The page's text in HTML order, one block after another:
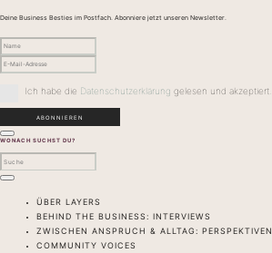
Deine Business Besties im Postfach. Abonniere jetzt unseren Newsletter.
Ich habe die Datenschutzerklärung gelesen und akzeptiert.
WONACH SUCHST DU?
ÜBER LAYERS
BEHIND THE BUSINESS: INTERVIEWS
ZWISCHEN ANSPRUCH & ALLTAG: PERSPEKTIVEN
COMMUNITY VOICES